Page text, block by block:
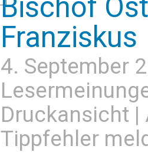
Bischof
Franziskus
4. September
Druckansicht |
Tippfehler